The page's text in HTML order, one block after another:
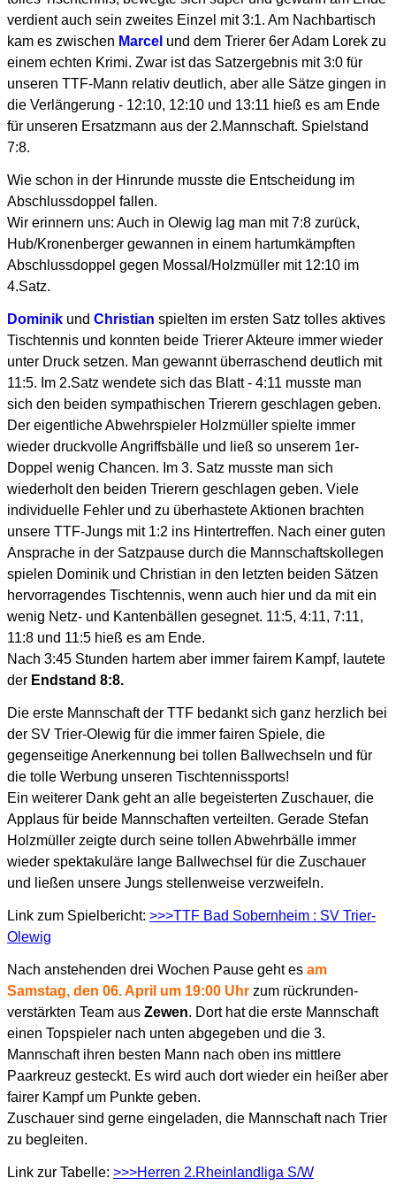
verdient auch sein zweites Einzel mit 3:1. Am Nachbartisch
kam es zwischen Marcel und dem Trierer 6er Adam Lorek zu
einem echten Krimi. Zwar ist das Satzergebnis mit 3:0 für
unseren TTF-Mann relativ deutlich, aber alle Sätze gingen in
die Verlängerung - 12:10, 12:10 und 13:11 hieß es am Ende
für unseren Ersatzmann aus der 2.Mannschaft. Spielstand
7:8.
Wie schon in der Hinrunde musste die Entscheidung im
Abschlussdoppel fallen.
Wir erinnern uns: Auch in Olewig lag man mit 7:8 zurück,
Hub/Kronenberger gewannen in einem hartumkämpften
Abschlussdoppel gegen Mossal/Holzmüller mit 12:10 im
4.Satz.
Dominik und Christian spielten im ersten Satz tolles aktives
Tischtennis und konnten beide Trierer Akteure immer wieder
unter Druck setzen. Man gewannt überraschend deutlich mit
11:5. Im 2.Satz wendete sich das Blatt - 4:11 musste man
sich den beiden sympathischen Trierern geschlagen geben.
Der eigentliche Abwehrspieler Holzmüller spielte immer
wieder druckvolle Angriffsbälle und ließ so unserem 1er-
Doppel wenig Chancen. Im 3. Satz musste man sich
wiederholt den beiden Trierern geschlagen geben. Viele
individuelle Fehler und zu überhastete Aktionen brachten
unsere TTF-Jungs mit 1:2 ins Hintertreffen. Nach einer guten
Ansprache in der Satzpause durch die Mannschaftskollegen
spielen Dominik und Christian in den letzten beiden Sätzen
hervorragendes Tischtennis, wenn auch hier und da mit ein
wenig Netz- und Kantenbällen gesegnet. 11:5, 4:11, 7:11,
11:8 und 11:5 hieß es am Ende.
Nach 3:45 Stunden hartem aber immer fairem Kampf, lautete
der Endstand 8:8.
Die erste Mannschaft der TTF bedankt sich ganz herzlich bei
der SV Trier-Olewig für die immer fairen Spiele, die
gegenseitige Anerkennung bei tollen Ballwechseln und für
die tolle Werbung unseren Tischtennissports!
Ein weiterer Dank geht an alle begeisterten Zuschauer, die
Applaus für beide Mannschaften verteilten. Gerade Stefan
Holzmüller zeigte durch seine tollen Abwehrbälle immer
wieder spektakuläre lange Ballwechsel für die Zuschauer
und ließen unsere Jungs stellenweise verzweifeln.
Link zum Spielbericht: >>>TTF Bad Sobernheim : SV Trier-
Olewig
Nach anstehenden drei Wochen Pause geht es am
Samstag, den 06. April um 19:00 Uhr zum rückrunden-
verstärkten Team aus Zewen. Dort hat die erste Mannschaft
einen Topspieler nach unten abgegeben und die 3.
Mannschaft ihren besten Mann nach oben ins mittlere
Paarkreuz gesteckt. Es wird auch dort wieder ein heißer aber
fairer Kampf um Punkte geben.
Zuschauer sind gerne eingeladen, die Mannschaft nach Trier
zu begleiten.
Link zur Tabelle: >>>Herren 2.Rheinlandliga S/W